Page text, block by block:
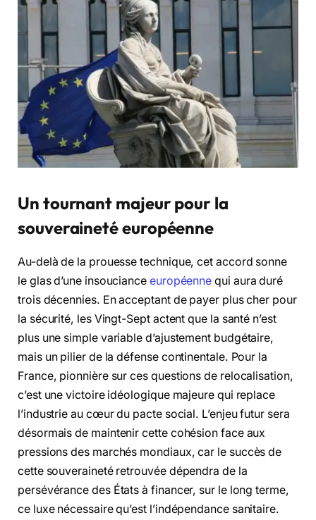
Un tournant majeur pour la
souveraineté européenne
Au-delà de la prouesse technique, cet accord sonne
le glas d’une insouciance européenne qui aura duré
trois décennies. En acceptant de payer plus cher pour
la sécurité, les Vingt-Sept actent que la santé n’est
plus une simple variable d’ajustement budgétaire,
mais un pilier de la défense continentale. Pour la
France, pionnière sur ces questions de relocalisation,
c’est une victoire idéologique majeure qui replace
l’industrie au cœur du pacte social. L’enjeu futur sera
désormais de maintenir cette cohésion face aux
pressions des marchés mondiaux, car le succès de
cette souveraineté retrouvée dépendra de la
persévérance des États à financer, sur le long terme,
ce luxe nécessaire qu’est l’indépendance sanitaire.